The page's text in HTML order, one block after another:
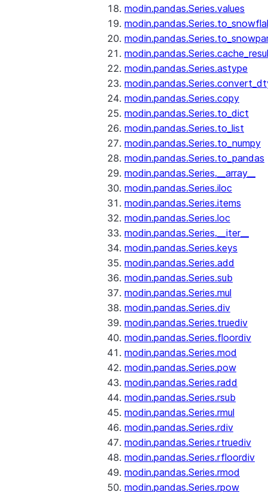
modin.pandas.Series.values
modin.pandas.Series.astype
modin.pandas.Series.copy
modin.pandas.Series.to_dict
modin.pandas.Series.to_list
modin.pandas.Series.to_numpy
modin.pandas.Series.to_pandas
modin.pandas.Series.__array__
modin.pandas.Series.iloc
modin.pandas.Series.items
modin.pandas.Series.loc
modin.pandas.Series.__iter__
modin.pandas.Series.keys
modin.pandas.Series.add
modin.pandas.Series.sub
modin.pandas.Series.mul
modin.pandas.Series.div
modin.pandas.Series.truediv
modin.pandas.Series.floordiv
modin.pandas.Series.mod
modin.pandas.Series.pow
modin.pandas.Series.radd
modin.pandas.Series.rsub
modin.pandas.Series.rmul
modin.pandas.Series.rdiv
modin.pandas.Series.rtruediv
modin.pandas.Series.rfloordiv
modin.pandas.Series.rmod
modin.pandas.Series.rpow